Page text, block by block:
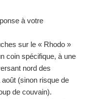
à votre
sur le « Rhodo »
coin spécifique, à une
nord des
(sinon risque de
de couvain).